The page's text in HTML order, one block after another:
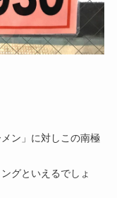
ン」に対しこの南極
グといえるでしょ